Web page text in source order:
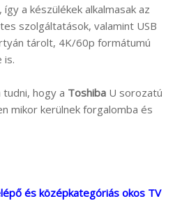
a készülékek alkalmasak az
szolgáltatások, valamint USB
tárolt, 4K/60p formátumú
is.
hogy a Toshiba U sorozatú
mikor kerülnek forgalomba és
és középkategóriás okos TV